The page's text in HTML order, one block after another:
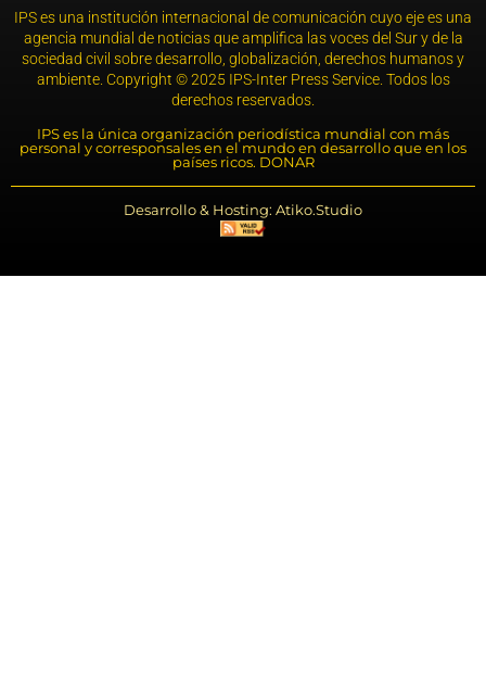
IPS es una institución internacional de comunicación cuyo eje es una
agencia mundial de noticias que amplifica las voces del Sur y de la
sociedad civil sobre desarrollo, globalización, derechos humanos y
ambiente. Copyright © 2025 IPS-Inter Press Service. Todos los
derechos reservados.
IPS es la única organización periodística mundial con más
personal y corresponsales en el mundo en desarrollo que en los
países ricos. DONAR
Desarrollo & Hosting: Atiko.Studio